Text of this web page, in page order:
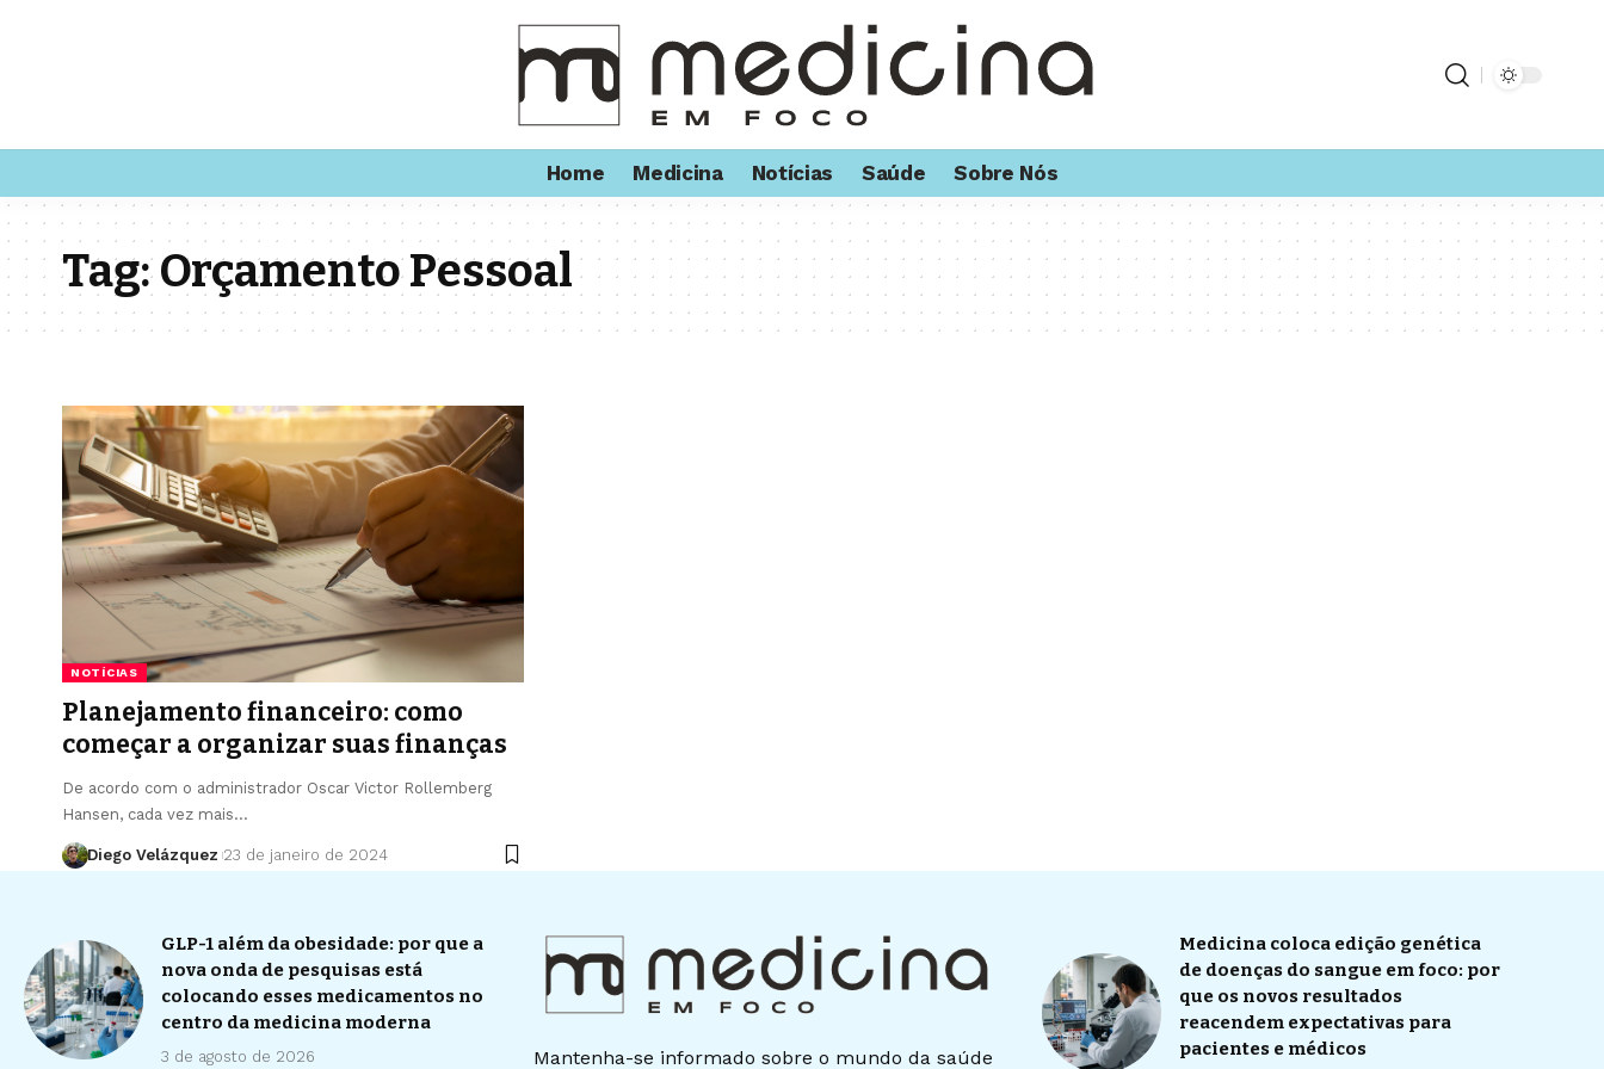
Home Medicina Notícias Saúde Sobre Nós
Tag:Orçamento Pessoal
NOTÍCIAS
Planejamento financeiro: como
começar a organizar suas finanças
De acordo com o administrador Oscar Victor Rollemberg
Hansen, cada vez mais…
Diego Velázquez 23 de janeiro de 2024
GLP-1 além da obesidade: por que a
nova onda de pesquisas está
colocando esses medicamentos no
centro da medicina moderna
3 de agosto de 2026 Mantenha-se informado sobre o mundo da saúde
Medicina coloca edição genética
de doenças do sangue em foco: por
que os novos resultados
reacendem expectativas para
pacientes e médicos